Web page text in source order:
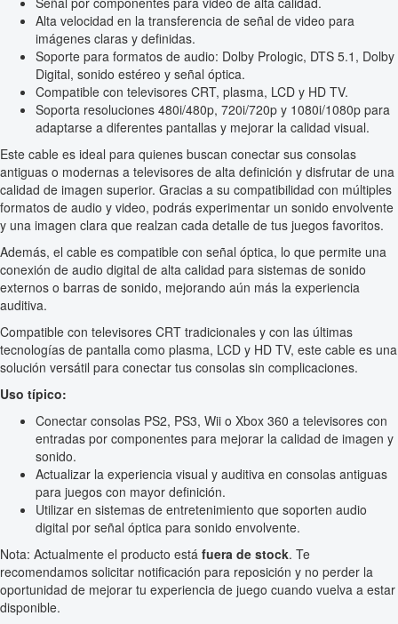
Alta velocidad en la transferencia de señal de video para
imágenes claras y definidas.
Soporte para formatos de audio: Dolby Prologic, DTS 5.1, Dolby
Digital, sonido estéreo y señal óptica.
Compatible con televisores CRT, plasma, LCD y HD TV.
Soporta resoluciones 480i/480p, 720i/720p y 1080i/1080p para
adaptarse a diferentes pantallas y mejorar la calidad visual.
Este cable es ideal para quienes buscan conectar sus consolas
antiguas o modernas a televisores de alta definición y disfrutar de una
calidad de imagen superior. Gracias a su compatibilidad con múltiples
formatos de audio y video, podrás experimentar un sonido envolvente
y una imagen clara que realzan cada detalle de tus juegos favoritos.
Además, el cable es compatible con señal óptica, lo que permite una
conexión de audio digital de alta calidad para sistemas de sonido
externos o barras de sonido, mejorando aún más la experiencia
auditiva.
Compatible con televisores CRT tradicionales y con las últimas
tecnologías de pantalla como plasma, LCD y HD TV, este cable es una
solución versátil para conectar tus consolas sin complicaciones.
Uso típico:
Conectar consolas PS2, PS3, Wii o Xbox 360 a televisores con
entradas por componentes para mejorar la calidad de imagen y
sonido.
Actualizar la experiencia visual y auditiva en consolas antiguas
para juegos con mayor definición.
Utilizar en sistemas de entretenimiento que soporten audio
digital por señal óptica para sonido envolvente.
Nota: Actualmente el producto está fuera de stock. Te
recomendamos solicitar notificación para reposición y no perder la
oportunidad de mejorar tu experiencia de juego cuando vuelva a estar
disponible.